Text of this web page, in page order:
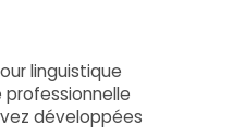
linguistique
professionnelle
développées